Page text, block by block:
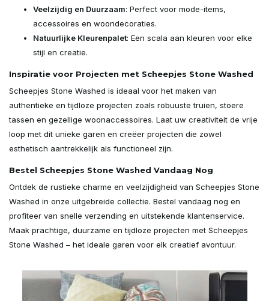
Veelzijdig en Duurzaam: Perfect voor mode-items,
accessoires en woondecoraties.
Natuurlijke Kleurenpalet: Een scala aan kleuren voor elke
stijl en creatie.
Inspiratie voor Projecten met Scheepjes Stone Washed
Scheepjes Stone Washed is ideaal voor het maken van
authentieke en tijdloze projecten zoals robuuste truien, stoere
tassen en gezellige woonaccessoires. Laat uw creativiteit de vrije
loop met dit unieke garen en creëer projecten die zowel
esthetisch aantrekkelijk als functioneel zijn.
Bestel Scheepjes Stone Washed Vandaag Nog
Ontdek de rustieke charme en veelzijdigheid van Scheepjes Stone
Washed in onze uitgebreide collectie. Bestel vandaag nog en
profiteer van snelle verzending en uitstekende klantenservice.
Maak prachtige, duurzame en tijdloze projecten met Scheepjes
Stone Washed – het ideale garen voor elk creatief avontuur.